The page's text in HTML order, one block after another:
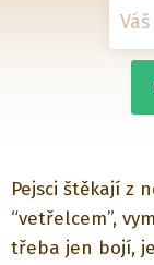
Pejsci štěkají z
“vetřelcem”,
třeba jen bojí,